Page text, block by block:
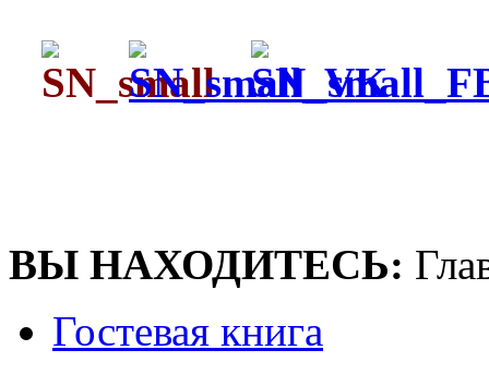
ВЫ НАХОДИТЕСЬ:
Гостевая книга